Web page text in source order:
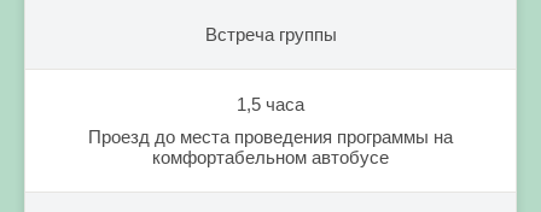
Встреча группы
1,5 часа
Проезд до места проведения программы на
комфортабельном автобусе